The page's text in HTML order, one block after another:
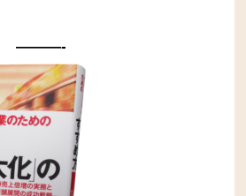
———-